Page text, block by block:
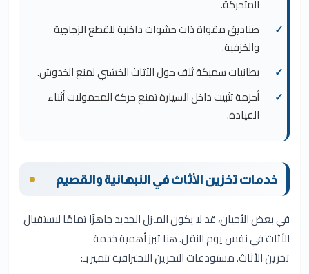
المتحركة.
صناديق مقواة ذات حشوات داخلية للقطع الزجاجية
والخزفية.
بطانيات سميكة تُلف حول الأثاث الخشبي لمنع الخدوش.
أحزمة تثبيت داخل السيارة تمنع حركة المحمولات أثناء
القيادة.
خدمات تخزين الأثاث في النبهانية والقصيم
في بعض الأحيان، قد لا يكون المنزل الجديد جاهزًا تمامًا لاستقبال
الأثاث في نفس يوم النقل. هنا تبرز أهمية خدمة
تخزين الأثاث. مستودعات التخزين الاحترافية تتميز بـ: